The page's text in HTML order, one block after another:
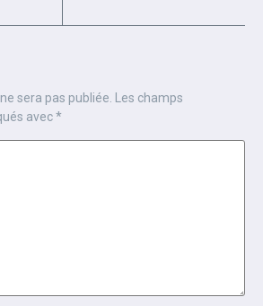
sera pas publiée.
Les champs
avec*